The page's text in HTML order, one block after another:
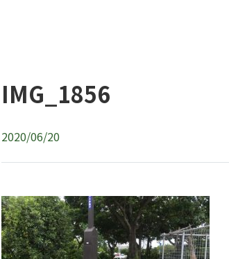
IMG_1856
2020/06/20